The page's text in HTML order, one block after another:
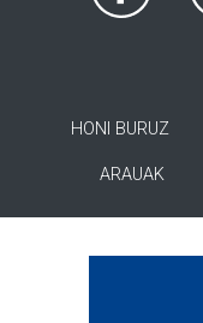
HONI BURUZ
ARAUAK